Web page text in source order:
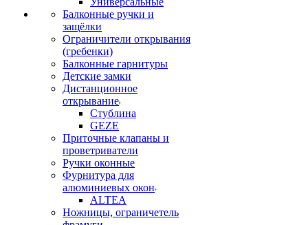
Балконные ручки и
защёлки
Ограничители открывания
(гребенки)
Балконные гарнитуры
Детские замки
Дистанционное
открывание
Стублина
GEZE
Приточные клапаны и
проветриватели
Ручки оконные
Фурнитура для
алюминиевых окон
ALTEA
Ножницы, ограничетель